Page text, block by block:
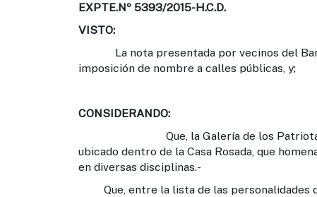
EXPTE.Nº 5393/2015-H.C.D.
VISTO:
La nota presentada por vecinos del
imposición de nombre a calles públicas, y;
CONSIDERANDO:
Que, la Galería de los Patriotas
ubicado dentro de la Casa Rosada, que
en diversas disciplinas.-
Que, entre la lista de las personalidades